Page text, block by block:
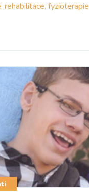
rehabilitace,